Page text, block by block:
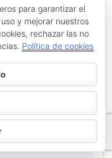
para garantizar el
y mejorar nuestros
rechazar las no
Política de cookies